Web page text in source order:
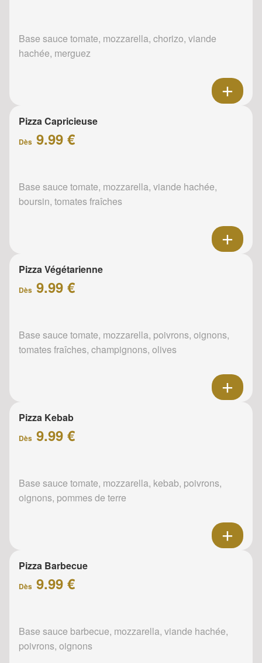
Base sauce tomate, mozzarella, chorizo, viande
hachée, merguez
Pizza Capricieuse
Dès 9.99 €
Base sauce tomate, mozzarella, viande hachée,
boursin, tomates fraîches
Pizza Végétarienne
Dès 9.99 €
Base sauce tomate, mozzarella, poivrons, oignons,
tomates fraîches, champignons, olives
Pizza Kebab
Dès 9.99 €
Base sauce tomate, mozzarella, kebab, poivrons,
oignons, pommes de terre
Pizza Barbecue
Dès 9.99 €
Base sauce barbecue, mozzarella, viande hachée,
poivrons, oignons